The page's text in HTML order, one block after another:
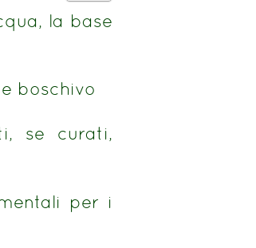
la base
boschivo
se curati,
per i